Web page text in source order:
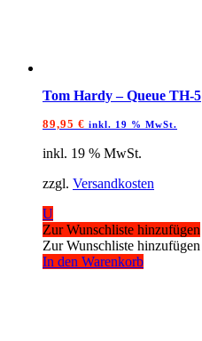
Tom Hardy – Queue TH-5
89,95 € inkl. 19 % MwSt.
inkl. 19 % MwSt.
zzgl. Versandkosten
U
Zur Wunschliste hinzufügen
Zur Wunschliste hinzufügen
In den Warenkorb